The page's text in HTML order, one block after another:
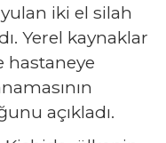
iki el silah
Yerel kaynaklar
hastaneye
açıkladı.